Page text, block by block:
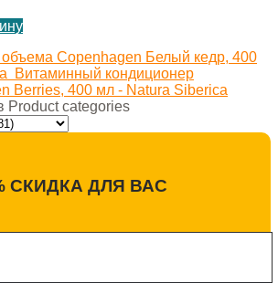
Copenhagen Белый кедр, 400
Витаминный кондиционер
Berries, 400 мл - Natura Siberica
Product categories
СКИДКА ДЛЯ ВАС